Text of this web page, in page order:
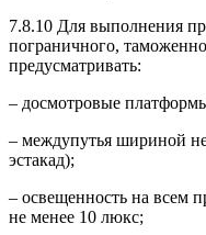
7.8.10 Для выполнения
пограничного,
предусматривать:
– досмотровые
– междупутья шириной
эстакад);
– освещенность на всем
не менее 10 люкс;